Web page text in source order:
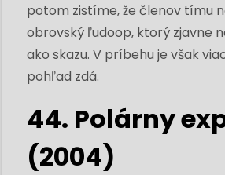
potom zistíme, že členov tímu
obrovský ľudoop, ktorý zjavne
ako skazu. V príbehu je však
pohľad zdá.
44. Polárny
(2004)